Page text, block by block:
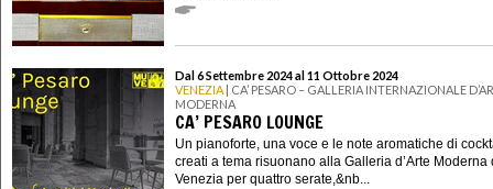
Dal 6 Settembre 2024 al 11 Ottobre 2024
VENEZIA | CA’ PESARO – GALLERIA INTERNAZIONALE
MODERNA
CA’ PESARO LOUNGE
Un pianoforte, una voce e le note aromatiche di
creati a tema risuonano alla Galleria d’Arte Moderna
Venezia per quattro serate,&nb...